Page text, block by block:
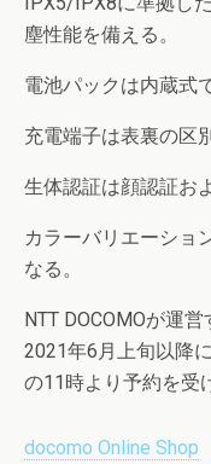
塵性能を備える。
電池パックは内蔵式
充電端子は表裏の区
生体認証は顔認証お
カラーバリエーショ
なる。
NTT DOCOMOが運
2021年6月上旬以降
の11時より予約を受
docomo Online Shop